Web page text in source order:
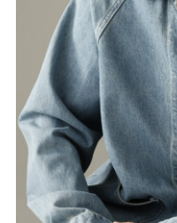
s
[
ク
タ
ー
ミ
ュ
ー
ジ